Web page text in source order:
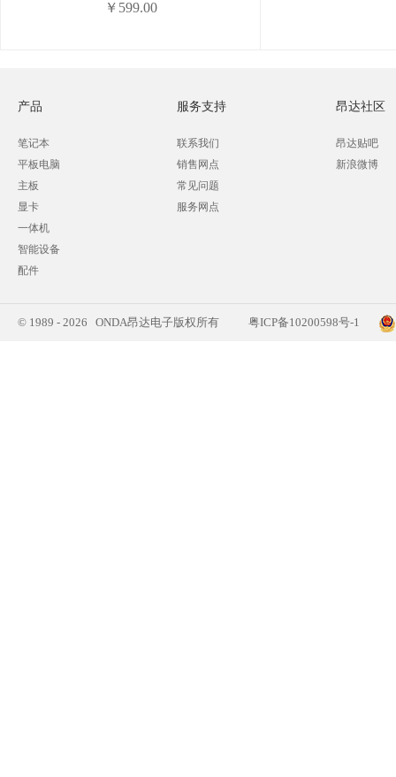
￥599.00
产品
笔记本
平板电脑
主板
显卡
一体机
智能设备
配件
服务支持
联系我们
销售网点
常见问题
服务网点
昂达社区
昂达贴吧
新浪微博
© 1989 - 2026 ONDA昂达电子版权所有 粤ICP备10200598号-1